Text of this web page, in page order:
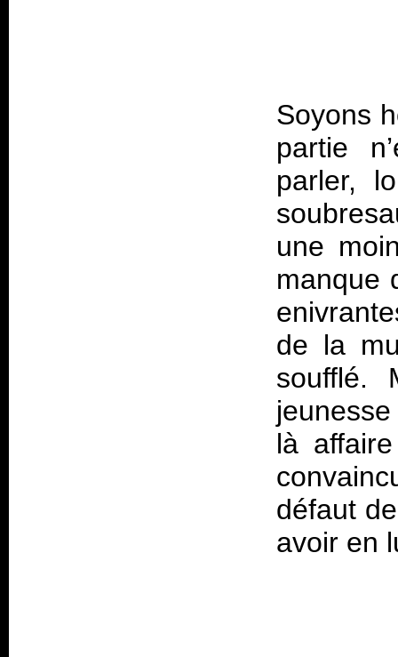
Soyons
partie
parler,
une
manque
de la
soufflé.
là
défaut